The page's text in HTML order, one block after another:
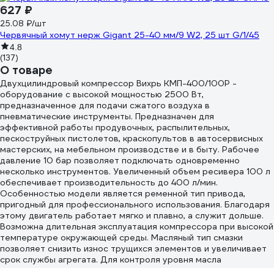
627 ₽
25.08 ₽/шт
Червячный хомут нерж Gigant 25-40 мм/9 W2, 25 шт G/1/45
4.8
(137)
О товаре
Двухцилиндровый компрессор Вихрь КМП-400/100Р -
оборудование с высокой мощностью 2500 Вт,
предназначенное для подачи сжатого воздуха в
пневматические инструменты. Предназначен для
эффективной работы продувочных, распылительных,
пескоструйных пистолетов, краскопультов в автосервисных
мастерских, на мебельном производстве и в быту. Рабочее
давление 10 бар позволяет подключать одновременно
несколько инструментов. Увеличенный объем ресивера 100 л
обеспечивает производительность до 400 л/мин.
Особенностью модели является ременной тип привода,
пригодный для профессионального использования. Благодаря
этому двигатель работает мягко и плавно, а служит дольше.
Возможна длительная эксплуатация компрессора при высокой
температуре окружающей среды. Масляный тип смазки
позволяет снизить износ трущихся элементов и увеличивает
срок службы агрегата. Для контроля уровня масла